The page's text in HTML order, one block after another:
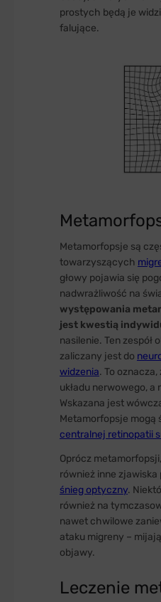
prostych będą je
falujące.
Metamorfopsje są
towarzyszących
głowy pojawia się
nadwrażliwość na
występowania
jest kwestią
nasilenie. Ten
zaliczany jest do
widzenia. To
układu nerwowego, a
Wskazana jest
Metamorfopsje mogą
centralnej retinopatii
Oprócz
również inne
śnieg optyczny.
również na
nawet chwilowe
ataku migreny –
objawy.
Leczenie